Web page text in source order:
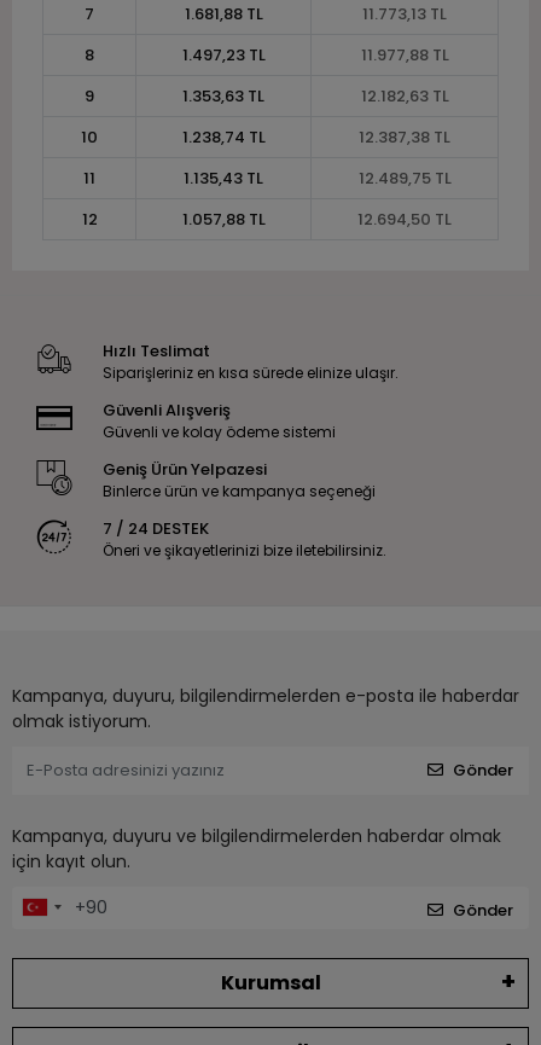
7
1.681,88 TL
11.773,13 TL
8
1.497,23 TL
11.977,88 TL
9
1.353,63 TL
12.182,63 TL
10
1.238,74 TL
12.387,38 TL
11
1.135,43 TL
12.489,75 TL
12
1.057,88 TL 12.694,50 TL
Hızlı Teslimat
Siparişleriniz en kısa sürede elinize ulaşır.
Güvenli Alışveriş
Güvenli ve kolay ödeme sistemi
Geniş Ürün Yelpazesi
Binlerce ürün ve kampanya seçeneği
7 / 24 DESTEK
Öneri ve şikayetlerinizi bize iletebilirsiniz.
Kampanya, duyuru, bilgilendirmelerden e-posta ile haberdar
olmak istiyorum.
Gönder
Kampanya, duyuru ve bilgilendirmelerden haberdar olmak
için kayıt olun.
Gönder
Kurumsal